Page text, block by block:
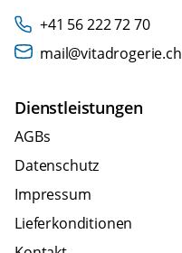
+41 56 222 72 70
mail@vitadrogerie.ch
Dienstleistungen
AGBs
Datenschutz
Impressum
Lieferkonditionen